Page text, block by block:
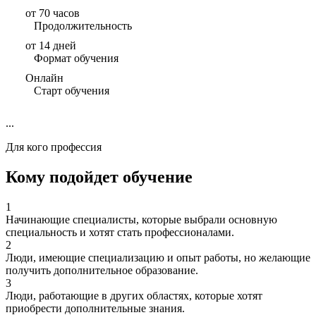
от 70 часов
Продолжительность
от 14 дней
Формат обучения
Онлайн
Старт обучения
...
Для кого профессия
Кому подойдет обучение
1
Начинающие специалисты, которые выбрали основную
специальность и хотят стать профессионалами.
2
Люди, имеющие специализацию и опыт работы, но желающие
получить дополнительное образование.
3
Люди, работающие в других областях, которые хотят
приобрести дополнительные знания.